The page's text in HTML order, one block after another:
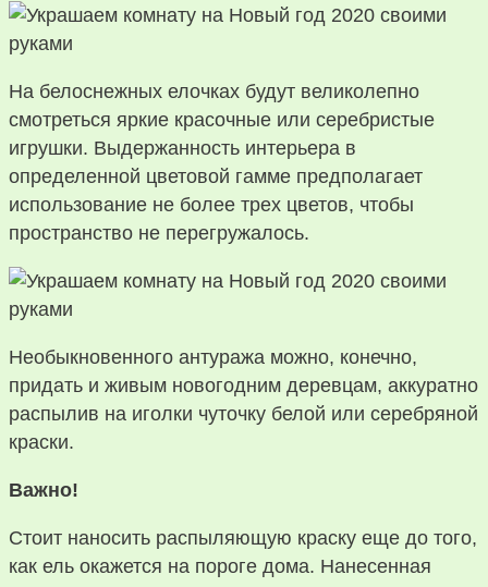
На белоснежных елочках будут великолепно
смотреться яркие красочные или серебристые
игрушки. Выдержанность интерьера в
определенной цветовой гамме предполагает
использование не более трех цветов, чтобы
пространство не перегружалось.
Необыкновенного антуража можно, конечно,
придать и живым новогодним деревцам, аккуратно
распылив на иголки чуточку белой или серебряной
краски.
Важно!
Стоит наносить распыляющую краску еще до того,
как ель окажется на пороге дома. Нанесенная